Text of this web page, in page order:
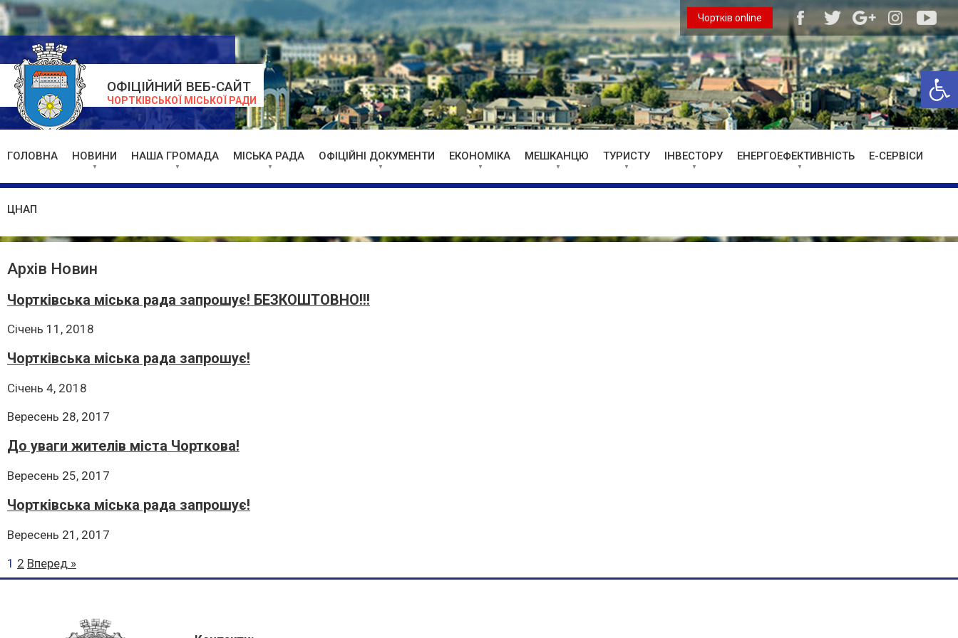
ОФІЦІЙНИЙ ВЕБ-САЙТ
ЧОРТКІВСЬКОЇ МІСЬКОЇ РАДИ
Чортків online
ГОЛОВНА НОВИНИ НАША ГРОМАДА МІСЬКА РАДА ОФІЦІЙНІ ДОКУМЕНТИ ЕКОНОМІКА МЕШКАНЦЮ ТУРИСТУ ІНВЕСТОРУ ЕНЕРГОЕФЕКТИВНІСТЬ Е-СЕРВІСИ
ЦНАП
Архів Новин
Чортківська міська рада запрошує! БЕЗКОШТОВНО!!!
Січень 11, 2018
Чортківська міська рада запрошує!
Січень 4, 2018
Вересень 28, 2017
До уваги жителів міста Чорткова!
Вересень 25, 2017
Чортківська міська рада запрошує!
Вересень 21, 2017
1 2 Вперед »